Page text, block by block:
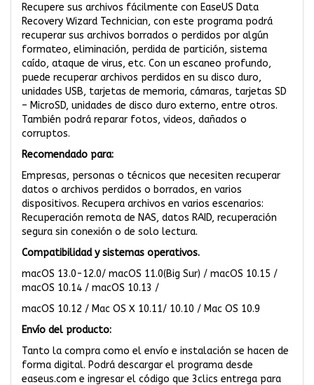
Recupere sus archivos fácilmente con EaseUS Data
Recovery Wizard Technician, con este programa podrá
recuperar sus archivos borrados o perdidos por algún
formateo, eliminación, perdida de partición, sistema
caído, ataque de virus, etc. Con un escaneo profundo,
puede recuperar archivos perdidos en su disco duro,
unidades USB, tarjetas de memoria, cámaras, tarjetas SD
– MicroSD, unidades de disco duro externo, entre otros.
También podrá reparar fotos, videos, dañados o
corruptos.
Recomendado para:
Empresas, personas o técnicos que necesiten recuperar
datos o archivos perdidos o borrados, en varios
dispositivos. Recupera archivos en varios escenarios:
Recuperación remota de NAS, datos RAID, recuperación
segura sin conexión o de solo lectura.
Compatibilidad y sistemas operativos.
macOS 13.0-12.0/ macOS 11.0(Big Sur) / macOS 10.15 /
macOS 10.14 / macOS 10.13 /
macOS 10.12 / Mac OS X 10.11/ 10.10 / Mac OS 10.9
Envío del producto:
Tanto la compra como el envío e instalación se hacen de
forma digital. Podrá descargar el programa desde
easeus.com e ingresar el código que 3clics entrega para